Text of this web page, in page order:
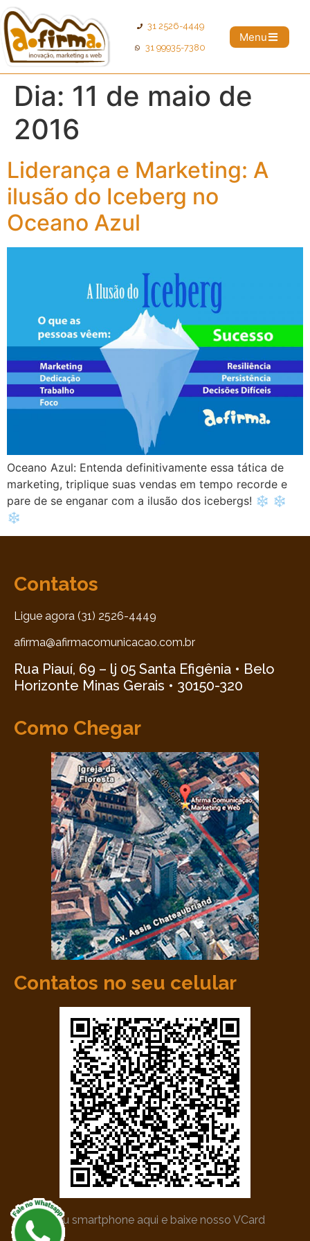
31 2526-4449
31 99935-7380
Menu
Dia: 11 de maio de
2016
Liderança e Marketing: A
ilusão do Iceberg no
Oceano Azul
Oceano Azul: Entenda definitivamente essa tática de
marketing, triplique suas vendas em tempo recorde e
pare de se enganar com a ilusão dos icebergs! ❄ ❄
❄
Contatos
Ligue agora (31) 2526-4449
afirma@afirmacomunicacao.com.br
Rua Piauí, 69 – lj 05 Santa Efigênia • Belo
Horizonte Minas Gerais • 30150-320
Como Chegar
Contatos no seu celular
*Utilize seu smartphone aqui e baixe nosso VCard